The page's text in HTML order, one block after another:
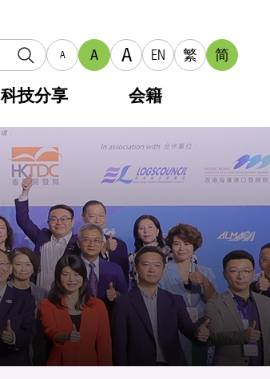
A A A EN 繁 简
科技分享 会籍